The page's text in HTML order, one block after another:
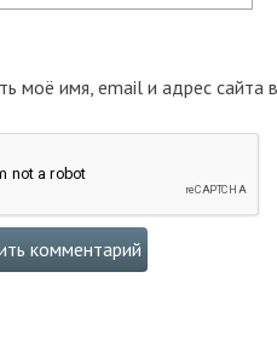
моё имя, email и адрес